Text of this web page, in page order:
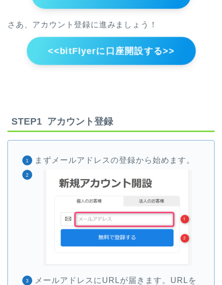
さあ、アカウント登録に進みましょう！
<<bitFlyerに口座開設する>>
STEP1 アカウント登録
まずメールアドレスの登録から始めます。
メールアドレスにURLが届きます。URLを